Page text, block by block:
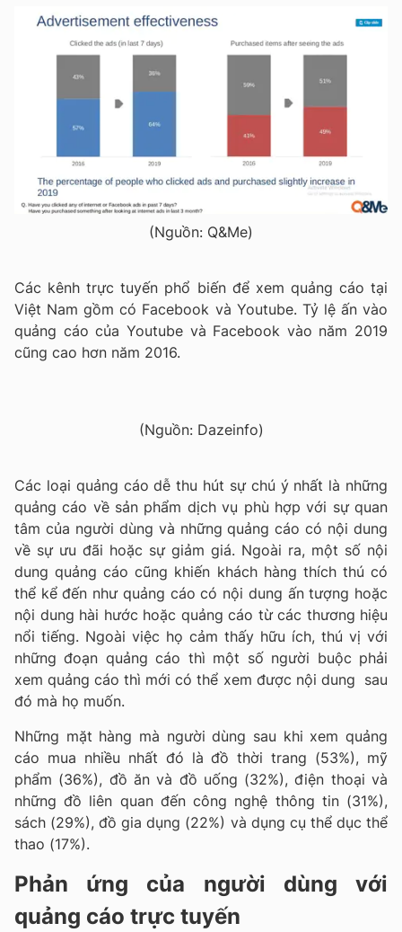
(Nguồn: Q&Me)
Các kênh trực tuyến phổ biến để xem quảng cáo tại
Việt Nam gồm có Facebook và Youtube. Tỷ lệ ấn vào
quảng cáo của Youtube và Facebook vào năm 2019
cũng cao hơn năm 2016.
(Nguồn: Dazeinfo)
Các loại quảng cáo dễ thu hút sự chú ý nhất là những
quảng cáo về sản phẩm dịch vụ phù hợp với sự quan
tâm của người dùng và những quảng cáo có nội dung
về sự ưu đãi hoặc sự giảm giá. Ngoài ra, một số nội
dung quảng cáo cũng khiến khách hàng thích thú có
thể kể đến như quảng cáo có nội dung ấn tượng hoặc
nội dung hài hước hoặc quảng cáo từ các thương hiệu
nổi tiếng. Ngoài việc họ cảm thấy hữu ích, thú vị với
những đoạn quảng cáo thì một số người buộc phải
xem quảng cáo thì mới có thể xem được nội dung sau
đó mà họ muốn.
Những mặt hàng mà người dùng sau khi xem quảng
cáo mua nhiều nhất đó là đồ thời trang (53%), mỹ
phẩm (36%), đồ ăn và đồ uống (32%), điện thoại và
những đồ liên quan đến công nghệ thông tin (31%),
sách (29%), đồ gia dụng (22%) và dụng cụ thể dục thể
thao (17%).
Phản ứng của người dùng với
quảng cáo trực tuyến